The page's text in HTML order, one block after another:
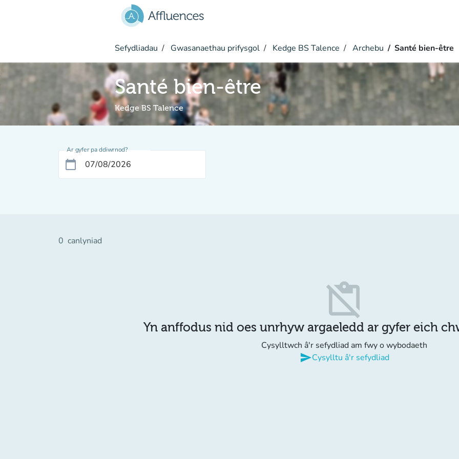
Sefydliadau Gwasanaethau prifysgol Kedge BS Talence Archebu Santé bien-être
Santé bien-être
Kedge BS Talence
Ar gyfer pa ddiwrnod?
calendar_today
0 canlyniad
content_paste_off
Yn anffodus nid oes unrhyw argaeledd ar gyfer eich
Cysylltwch â'r sefydliad am fwy o wybodaeth
sendCysylltu â'r sefydliad